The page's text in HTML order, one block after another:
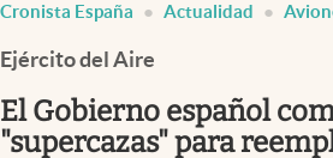
España
Cronista España Actualidad
Ejército del Aire
El Gobierno español
"supercazas" para